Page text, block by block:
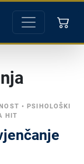
•PSIHOLOŠKI
HIT